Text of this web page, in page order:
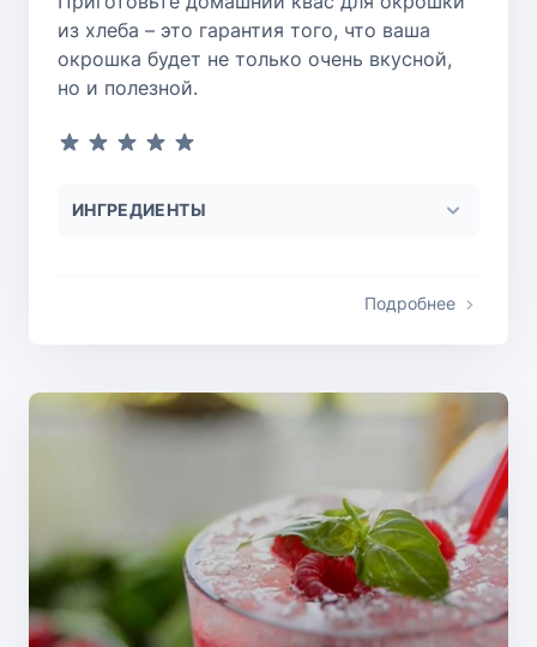
из хлеба – это гарантия того, что ваша
окрошка будет не только очень вкусной,
но и полезной.
ИНГРЕДИЕНТЫ
Подробнее